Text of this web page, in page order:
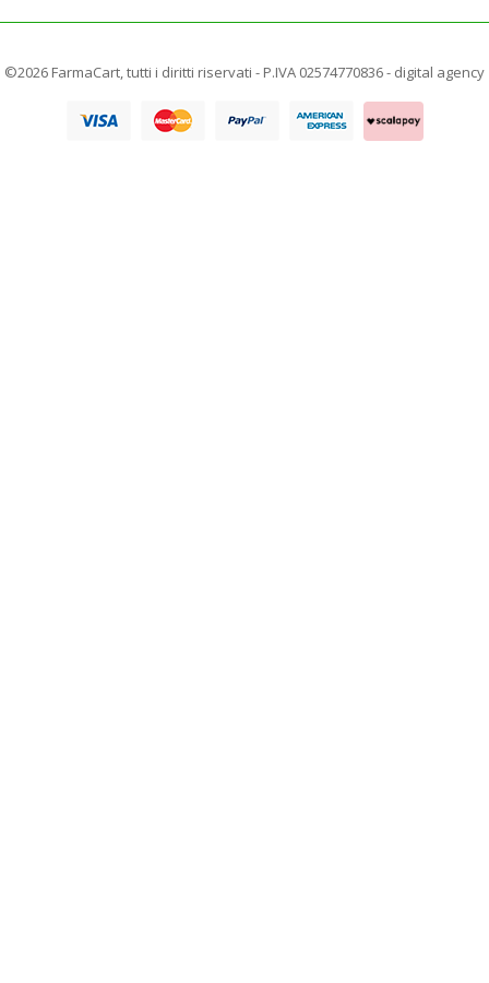
©2026 FarmaCart, tutti i diritti riservati - P.IVA 02574770836 - digital agency